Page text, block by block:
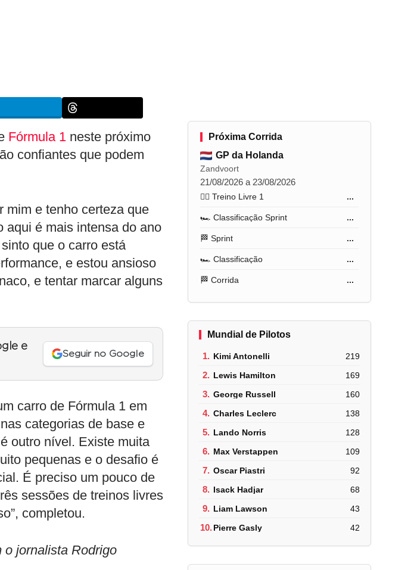
Fórmula 1 neste próximo
confiantes que podem
mim e tenho certeza que
aqui é mais intensa do ano
que o carro está
e estou ansioso
e tentar marcar alguns
e
Seguir no Google
carro de Fórmula 1 em
categorias de base e
outro nível. Existe muita
pequenas e o desafio é
É preciso um pouco de
sessões de treinos livres
completou.
o jornalista Rodrigo
Próxima Corrida
GP da Holanda
Zandvoort
21/08/2026 a 23/08/2026
🏋️‍♂️ Treino Livre 1 ...
🏎️ Classificação Sprint ...
🏁 Sprint ...
🏎️ Classificação ...
🏁 Corrida ...
Mundial de Pilotos
1. Kimi Antonelli 219
2. Lewis Hamilton 169
3. George Russell 160
4. Charles Leclerc 138
5. Lando Norris 128
6. Max Verstappen 109
7. Oscar Piastri 92
8. Isack Hadjar 68
9. Liam Lawson 43
10.Pierre Gasly 42